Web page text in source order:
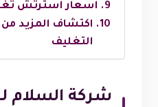
اسعار استرتش
اكتشاف المزيد
التغليف
شركة السلام